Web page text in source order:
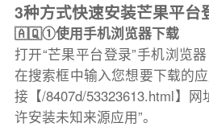
3种方式快速安装芒果平台
🇦🇶①使用手机浏览器下载
打开“芒果平台登录”手机浏览
在搜索框中输入您想要下载的
接【/8407d/53323613.html】
许安装未知来源应用”。